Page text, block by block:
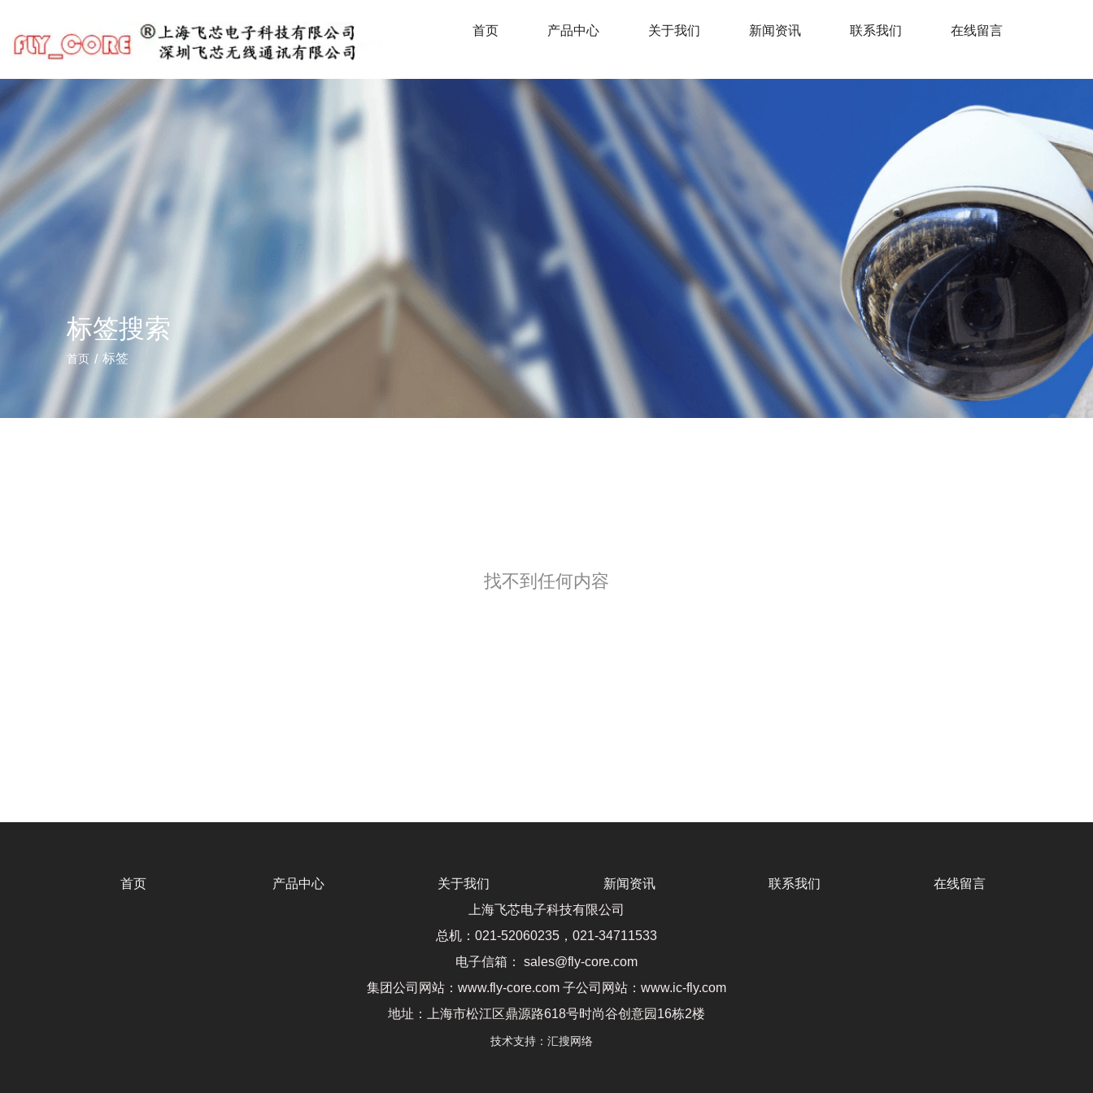
首页 产品中心 关于我们 新闻资讯 联系我们 在线留言
标签搜索
首页 / 标签
找不到任何内容
首页 产品中心 关于我们 新闻资讯 联系我们
在线留言
上海飞芯电子科技有限公司
总机：021-52060235，021-34711533
电子信箱： sales@fly-core.com
集团公司网站：www.fly-core.com 子公司网站：www.ic-fly.com
地址：上海市松江区鼎源路618号时尚谷创意园16栋2楼
技术支持： 汇搜网络